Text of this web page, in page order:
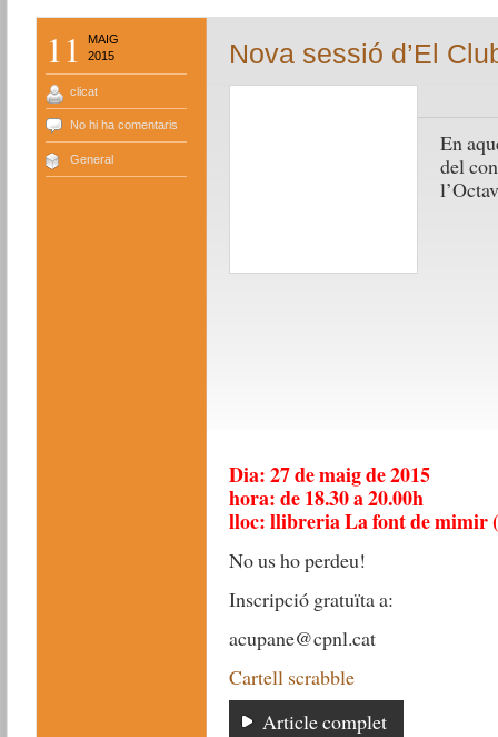
11
MAIG
2015
clicat
No hi ha comentaris
General
Nova sessió d’El
En
del
Dia: 27 de maig de 2015
hora: de 18.30 a 20.00h
lloc: llibreria La font de mimir
No us ho perdeu!
Inscripció gratuïta a:
acupane@cpnl.cat
Cartell scrabble
Article complet